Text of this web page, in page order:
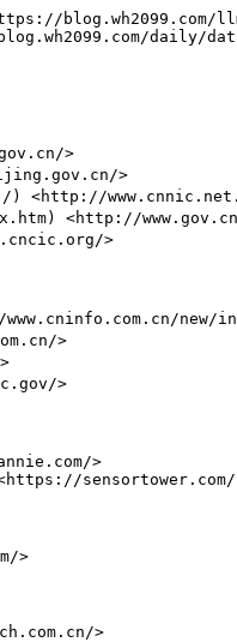
blog.wh2099.com/
daily/
>
>
) <http://
<http://
>
new/
>
>
>
sensortower.com/
>
>